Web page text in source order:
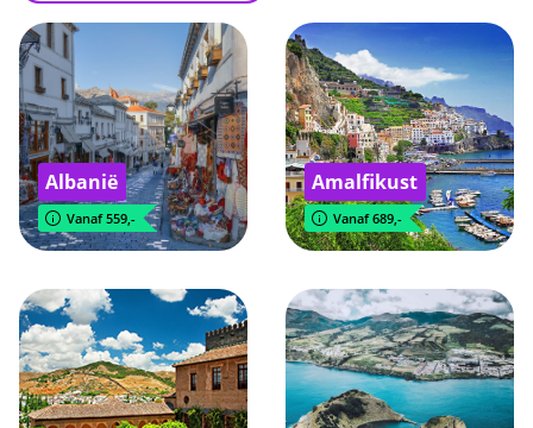
Albanië
Vanaf 559,-
Amalfikust
Vanaf 689,-